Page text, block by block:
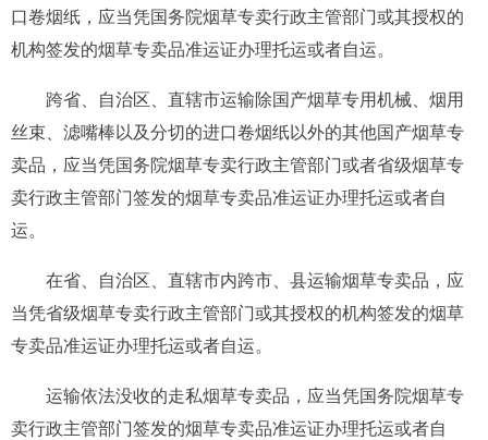
口卷烟纸，应当凭国务院烟草专卖行政主管部门或其授权的
机构签发的烟草专卖品准运证办理托运或者自运。
跨省、自治区、直辖市运输除国产烟草专用机械、烟用
丝束、滤嘴棒以及分切的进口卷烟纸以外的其他国产烟草专
卖品，应当凭国务院烟草专卖行政主管部门或者省级烟草专
卖行政主管部门签发的烟草专卖品准运证办理托运或者自
运。
在省、自治区、直辖市内跨市、县运输烟草专卖品，应
当凭省级烟草专卖行政主管部门或其授权的机构签发的烟草
专卖品准运证办理托运或者自运。
运输依法没收的走私烟草专卖品，应当凭国务院烟草专
卖行政主管部门签发的烟草专卖品准运证办理托运或者自